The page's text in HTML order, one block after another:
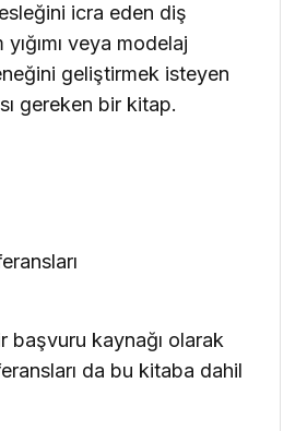
icra eden diş
veya modelaj
geliştirmek isteyen
gereken bir kitap.
başvuru kaynağı olarak
da bu kitaba dahil